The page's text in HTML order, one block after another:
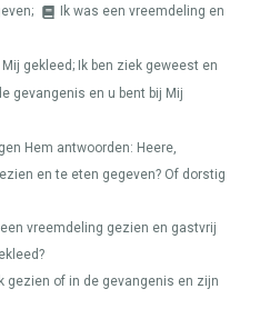
Ik was een vreemdeling en
gekleed; Ik ben ziek geweest en
gevangenis en u bent bij Mij
Hem antwoorden: Heere,
en te eten gegeven? Of dorstig
vreemdeling gezien en gastvrij
gezien of in de gevangenis en zijn